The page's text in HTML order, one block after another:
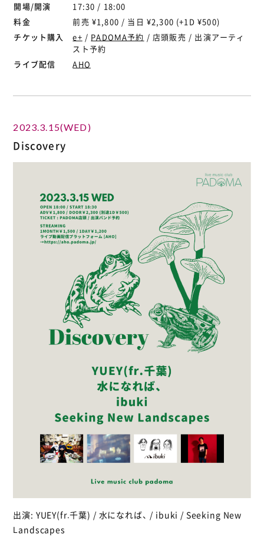
開場/開演
17:30 / 18:00
料金
前売 ¥1,800 / 当日 ¥2,300 (+1D ¥500)
チケット購入
e+ / PADOMA予約 / 店頭販売 / 出演アーティ
スト予約
ライブ配信
AHO
2023.3.15(WED)
Discovery
出演: YUEY(fr.千葉) / 水になれば、 / ibuki / Seeking New
Landscapes